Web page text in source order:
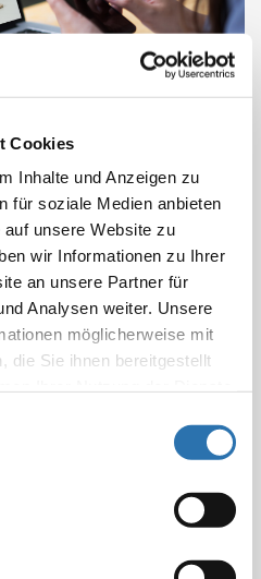
Cookies
Inhalte und Anzeigen zu
für soziale Medien anbieten
unsere Website zu
wir Informationen zu Ihrer
an unsere Partner für
Analysen weiter. Unsere
möglicherweise mit
die Sie ihnen bereitgestellt
weiterhin
der BÄK der
dass seitens der politisch